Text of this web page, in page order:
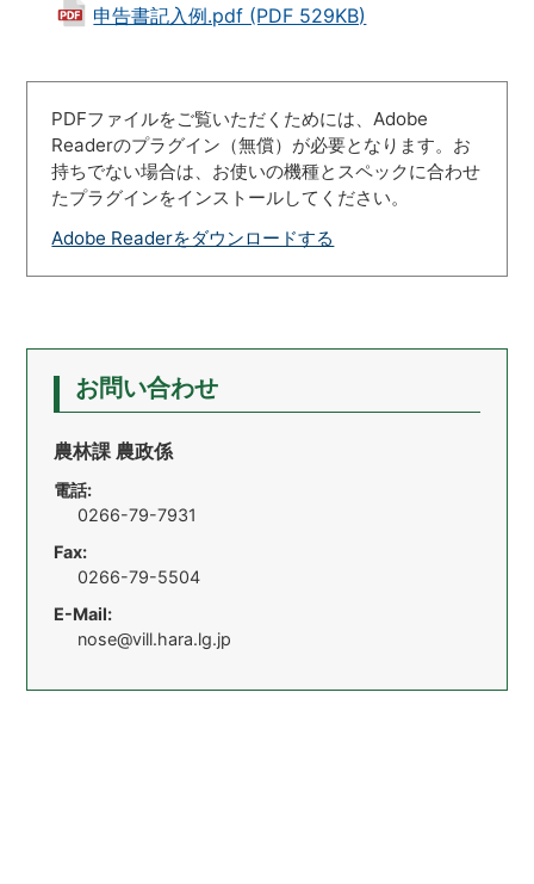
申告書記入例.pdf (PDF 529KB)
PDFファイルをご覧いただくためには、Adobe
Readerのプラグイン（無償）が必要となります。お
持ちでない場合は、お使いの機種とスペックに合わせ
たプラグインをインストールしてください。
Adobe Readerをダウンロードする
お問い合わせ
農林課 農政係
電話:
0266-79-7931
Fax:
0266-79-5504
E-Mail:
nose@vill.hara.lg.jp